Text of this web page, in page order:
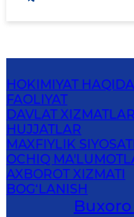
HOKIMIYAT HAQIDA
FAOLIYAT
DAVLAT
HUJJATLAR
MAXFIYLIK
OCHIQ
AXBOROT XIZMATI
BOG‘LANISH